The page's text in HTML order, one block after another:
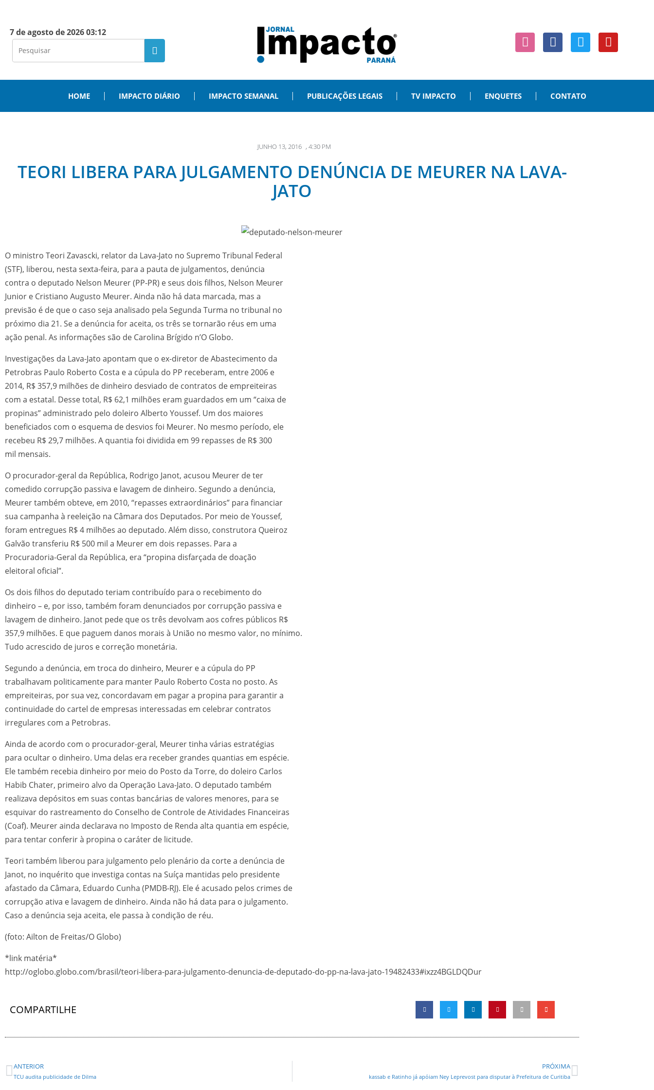
7 de agosto de 2026 03:12
HOME IMPACTO DIÁRIO IMPACTO SEMANAL PUBLICAÇÕES LEGAIS TV IMPACTO ENQUETES CONTATO
JUNHO 13, 2016 , 4:30 PM
TEORI LIBERA PARA JULGAMENTO DENÚNCIA DE MEURER NA LAVA-
JATO
O ministro Teori Zavascki, relator da Lava-Jato no Supremo Tribunal Federal
(STF), liberou, nesta sexta-feira, para a pauta de julgamentos, denúncia
contra o deputado Nelson Meurer (PP-PR) e seus dois filhos, Nelson Meurer
Junior e Cristiano Augusto Meurer. Ainda não há data marcada, mas a
previsão é de que o caso seja analisado pela Segunda Turma no tribunal no
próximo dia 21. Se a denúncia for aceita, os três se tornarão réus em uma
ação penal. As informações são de Carolina Brígido n’O Globo.
Investigações da Lava-Jato apontam que o ex-diretor de Abastecimento da
Petrobras Paulo Roberto Costa e a cúpula do PP receberam, entre 2006 e
2014, R$ 357,9 milhões de dinheiro desviado de contratos de empreiteiras
com a estatal. Desse total, R$ 62,1 milhões eram guardados em um “caixa de
propinas” administrado pelo doleiro Alberto Youssef. Um dos maiores
beneficiados com o esquema de desvios foi Meurer. No mesmo período, ele
recebeu R$ 29,7 milhões. A quantia foi dividida em 99 repasses de R$ 300
mil mensais.
O procurador-geral da República, Rodrigo Janot, acusou Meurer de ter
comedido corrupção passiva e lavagem de dinheiro. Segundo a denúncia,
Meurer também obteve, em 2010, “repasses extraordinários” para financiar
sua campanha à reeleição na Câmara dos Deputados. Por meio de Youssef,
foram entregues R$ 4 milhões ao deputado. Além disso, construtora Queiroz
Galvão transferiu R$ 500 mil a Meurer em dois repasses. Para a
Procuradoria-Geral da República, era “propina disfarçada de doação
eleitoral oficial”.
Os dois filhos do deputado teriam contribuído para o recebimento do
dinheiro – e, por isso, também foram denunciados por corrupção passiva e
lavagem de dinheiro. Janot pede que os três devolvam aos cofres públicos R$
357,9 milhões. E que paguem danos morais à União no mesmo valor, no mínimo.
Tudo acrescido de juros e correção monetária.
Segundo a denúncia, em troca do dinheiro, Meurer e a cúpula do PP
trabalhavam politicamente para manter Paulo Roberto Costa no posto. As
empreiteiras, por sua vez, concordavam em pagar a propina para garantir a
continuidade do cartel de empresas interessadas em celebrar contratos
irregulares com a Petrobras.
Ainda de acordo com o procurador-geral, Meurer tinha várias estratégias
para ocultar o dinheiro. Uma delas era receber grandes quantias em espécie.
Ele também recebia dinheiro por meio do Posto da Torre, do doleiro Carlos
Habib Chater, primeiro alvo da Operação Lava-Jato. O deputado também
realizava depósitos em suas contas bancárias de valores menores, para se
esquivar do rastreamento do Conselho de Controle de Atividades Financeiras
(Coaf). Meurer ainda declarava no Imposto de Renda alta quantia em espécie,
para tentar conferir à propina o caráter de licitude.
Teori também liberou para julgamento pelo plenário da corte a denúncia de
Janot, no inquérito que investiga contas na Suíça mantidas pelo presidente
afastado da Câmara, Eduardo Cunha (PMDB-RJ). Ele é acusado pelos crimes de
corrupção ativa e lavagem de dinheiro. Ainda não há data para o julgamento.
Caso a denúncia seja aceita, ele passa à condição de réu.
(foto: Ailton de Freitas/O Globo)
*link matéria*
http://oglobo.globo.com/brasil/teori-libera-para-julgamento-denuncia-de-deputado-do-pp-na-lava-jato-19482433#ixzz4BGLDQDur
COMPARTILHE
ANTERIOR
TCU audita publicidade de Dilma
PRÓXIMA
kassab e Ratinho já apóiam Ney Leprevost para disputar à Prefeitura de Curitiba